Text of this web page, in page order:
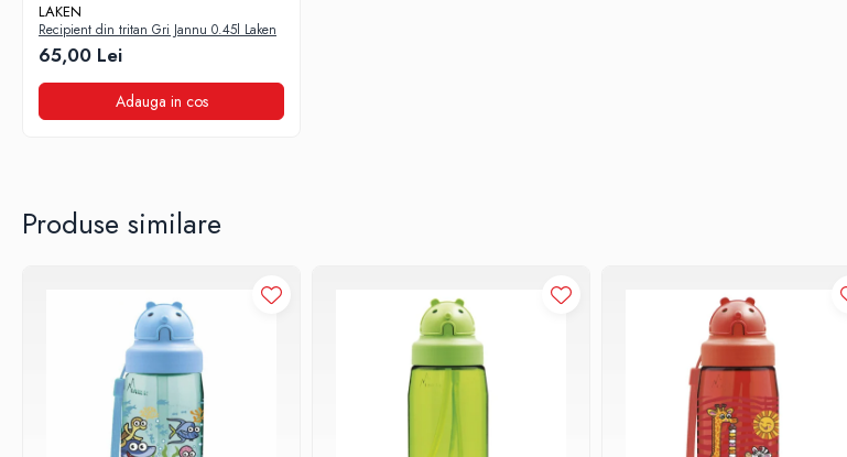
LAKEN
Recipient din tritan Gri Jannu 0.45l Laken
65,00 Lei
Adauga in cos
Produse similare